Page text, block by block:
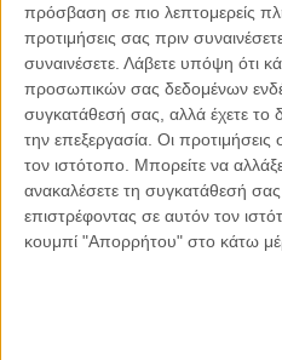
πρόσβαση σε πιο λεπτομερείς
προτιμήσεις σας πριν
συναινέσετε. Λάβετε υπόψη ότι
προσωπικών σας δεδομένων
συγκατάθεσή σας, αλλά έχετε το
την επεξεργασία. Οι
τον ιστότοπο. Μπορείτε να
ανακαλέσετε τη συγκατάθεσή
επιστρέφοντας σε αυτόν τον
κουμπί "Απορρήτου" στο κάτω
“lock down 3”.
Αβέβαιο είναι και το κομμάτι
Δικαστήρια. Εξάλλου τα
είσοδος δηλαδή είναι ανοιχτή
μέσα, όπερ σημαίνει ότι οι
πληττόμενο κλάδο και δεν θα
οικονομική ενίσχυση. Κάθε
Κυριακής -δημοσιεύονται ΚΥΑ